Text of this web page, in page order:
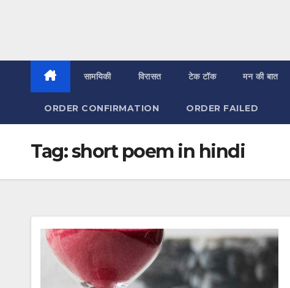
सामयिकी विरासत टेक टॉक मन की बात
ORDER CONFIRMATION ORDER FAILED
Tag:short poem in hindi